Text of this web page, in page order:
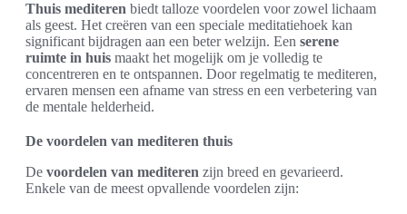
Thuis mediteren biedt talloze voordelen voor zowel lichaam
als geest. Het creëren van een speciale meditatiehoek kan
significant bijdragen aan een beter welzijn. Een serene
ruimte in huis maakt het mogelijk om je volledig te
concentreren en te ontspannen. Door regelmatig te mediteren,
ervaren mensen een afname van stress en een verbetering van
de mentale helderheid.
De voordelen van mediteren thuis
De voordelen van mediteren zijn breed en gevarieerd.
Enkele van de meest opvallende voordelen zijn: